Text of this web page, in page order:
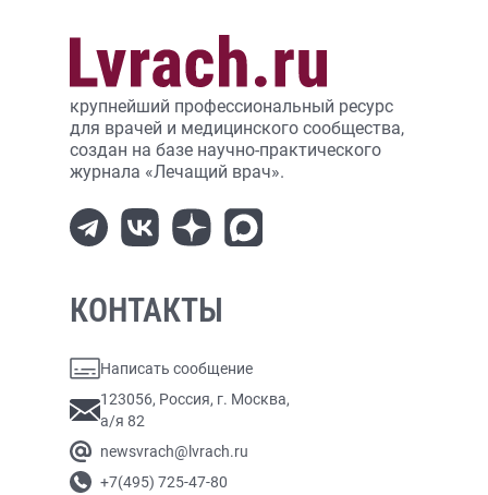
крупнейший профессиональный ресурс
для врачей и медицинского сообщества,
создан на базе научно-практического
журнала «Лечащий врач».
КОНТАКТЫ
Написать сообщение
123056, Россия, г. Москва,
а/я 82
newsvrach@lvrach.ru
+7(495) 725-47-80